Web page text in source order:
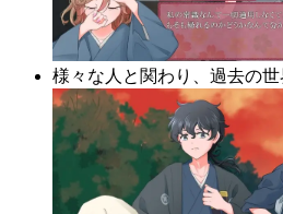
様々な人と関わり、過去の世